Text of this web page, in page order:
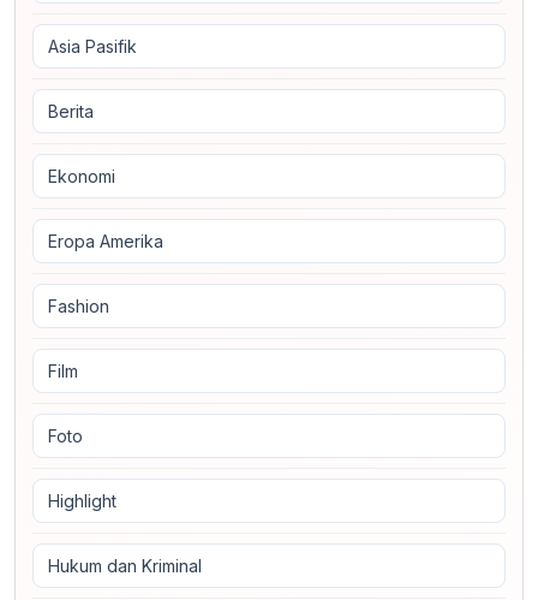
Asia Pasifik
Berita
Ekonomi
Eropa Amerika
Fashion
Film
Foto
Highlight
Hukum dan Kriminal